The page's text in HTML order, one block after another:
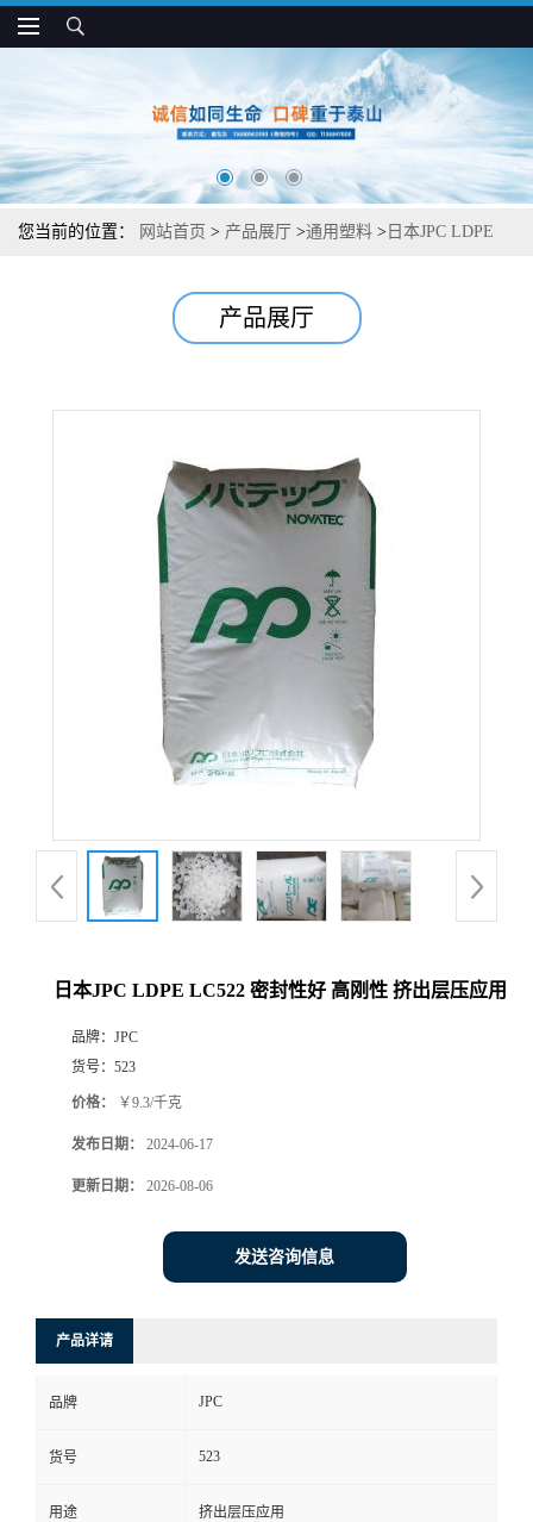
您当前的位置： 网站首页 > 产品展厅 >通用塑料 > 日本JPC LDPE
产品展厅
日本JPC LDPE LC522 密封性好 高刚性 挤出层压应用
品牌： JPC
货号： 523
价格： ￥9.3/千克
发布日期： 2024-06-17
更新日期： 2026-08-06
发送咨询信息
产品详请
品牌 JPC
货号 523
用途 挤出层压应用